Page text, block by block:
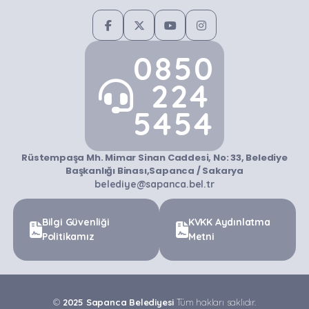
0850
224
5454
Rüstempaşa Mh. Mimar Sinan Caddesi, No: 33, Belediye
Başkanlığı Binası,Sapanca / Sakarya
belediye@sapanca.bel.tr
Bilgi Güvenliği
Politikamız
KVKK Aydınlatma
Metni
© 2025 Sapanca Belediyesi Tüm hakları saklıdır.